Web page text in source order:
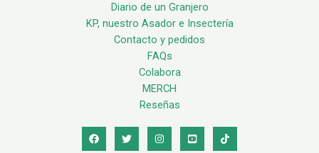
Diario de un Granjero
KP, nuestro Asador e Insectería
Contacto y pedidos
FAQs
Colabora
MERCH
Reseñas